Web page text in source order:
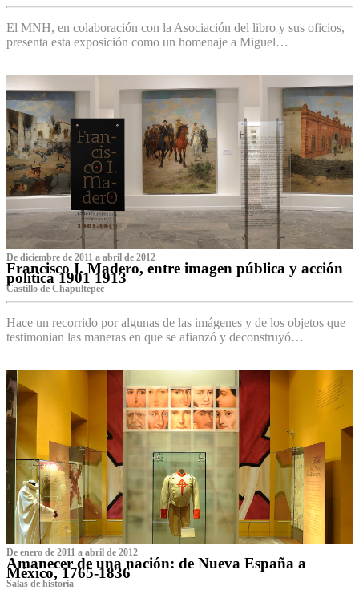
El MNH, en colaboración con la Asociación del libro y sus oficios,
presenta esta exposición como un homenaje a Miguel…
De diciembre de 2011 a abril de 2012
Francisco I. Madero, entre imagen pública y acción
política 1901 1913
Castillo de Chapultepec
Hace un recorrido por algunas de las imágenes y de los objetos que
testimonian las maneras en que se afianzó y deconstruyó…
De enero de 2011 a abril de 2012
Amanecer de una nación: de Nueva España a
México, 1765-1836
Salas de historia